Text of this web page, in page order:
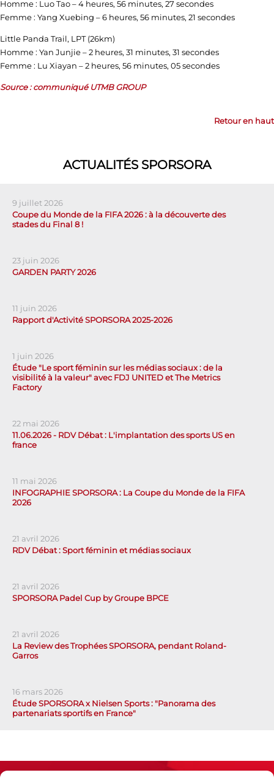
Homme : Luo Tao – 4 heures, 56 minutes, 27 secondes
Femme : Yang Xuebing – 6 heures, 56 minutes, 21 secondes
Little Panda Trail, LPT (26km)
Homme : Yan Junjie – 2 heures, 31 minutes, 31 secondes
Femme : Lu Xiayan – 2 heures, 56 minutes, 05 secondes
Source : communiqué UTMB GROUP
Retour en haut
ACTUALITÉS SPORSORA
9 juillet 2026
Coupe du Monde de la FIFA 2026 : à la découverte des
stades du Final 8 !
23 juin 2026
GARDEN PARTY 2026
11 juin 2026
Rapport d'Activité SPORSORA 2025-2026
1 juin 2026
Étude "Le sport féminin sur les médias sociaux : de la
visibilité à la valeur" avec FDJ UNITED et The Metrics
Factory
22 mai 2026
11.06.2026 - RDV Débat : L'implantation des sports US en
france
11 mai 2026
INFOGRAPHIE SPORSORA : La Coupe du Monde de la FIFA
2026
21 avril 2026
RDV Débat : Sport féminin et médias sociaux
21 avril 2026
SPORSORA Padel Cup by Groupe BPCE
21 avril 2026
La Review des Trophées SPORSORA, pendant Roland-
Garros
16 mars 2026
Étude SPORSORA x Nielsen Sports : "Panorama des
partenariats sportifs en France"